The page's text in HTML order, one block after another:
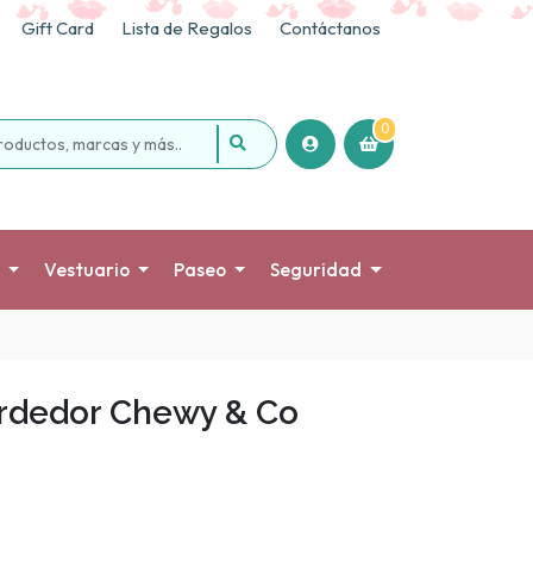
Gift Card Lista de Regalos Contáctanos
0
Vestuario Paseo Seguridad
Chewy & Co